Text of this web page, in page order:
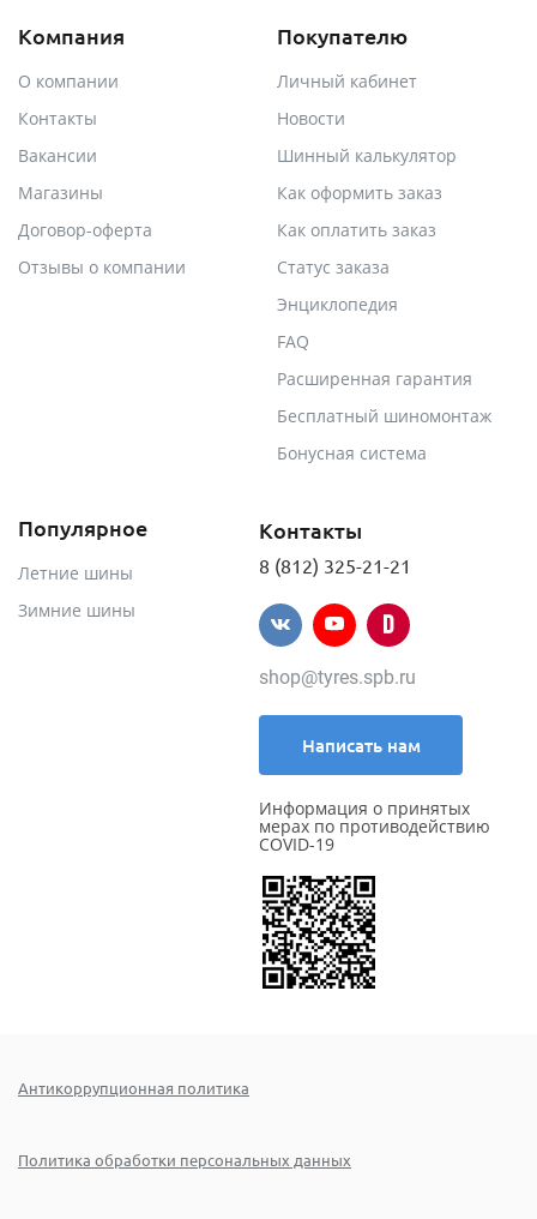
Компания
О компании
Контакты
Вакансии
Магазины
Договор-оферта
Отзывы о компании
Покупателю
Личный кабинет
Новости
Шинный калькулятор
Как оформить заказ
Как оплатить заказ
Статус заказа
Энциклопедия
FAQ
Расширенная гарантия
Бесплатный шиномонтаж
Бонусная система
Популярное
Летние шины
Зимние шины
Контакты
8 (812) 325-21-21
shop@tyres.spb.ru
Написать нам
Информация о принятых
мерах по противодействию
COVID-19
Антикоррупционная политика
Политика обработки персональных данных